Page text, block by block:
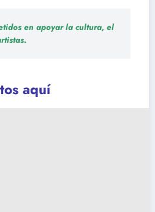
en apoyar la cultura, el
aquí